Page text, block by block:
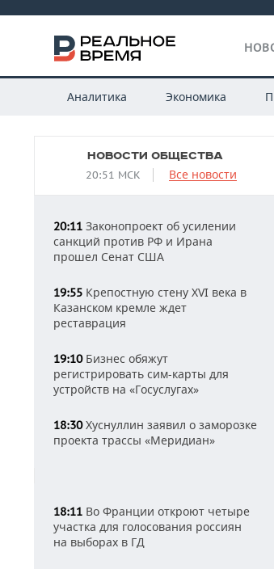
Аналитика Экономика
НОВОСТИ ОБЩЕСТВА
20:51 МСК Все новости
20:11 Законопроект об усилении
санкций против РФ и Ирана
прошел Сенат США
19:55 Крепостную стену XVI века в
Казанском кремле ждет
реставрация
19:10Бизнес обяжут
регистрировать сим-карты для
устройств на «Госуслугах»
18:30Хуснуллин заявил о заморозке
проекта трассы «Меридиан»
18:11 Во Франции откроют четыре
участка для голосования россиян
на выборах в ГД